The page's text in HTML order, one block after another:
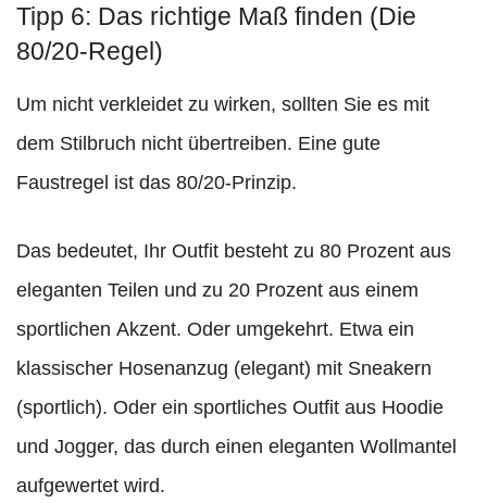
Tipp 6: Das richtige Maß finden (Die
80/20-Regel)
Um nicht verkleidet zu wirken, sollten Sie es mit
dem Stilbruch nicht übertreiben. Eine gute
Faustregel ist das 80/20-Prinzip.
Das bedeutet, Ihr Outfit besteht zu 80 Prozent aus
eleganten Teilen und zu 20 Prozent aus einem
sportlichen Akzent. Oder umgekehrt. Etwa ein
klassischer Hosenanzug (elegant) mit Sneakern
(sportlich). Oder ein sportliches Outfit aus Hoodie
und Jogger, das durch einen eleganten Wollmantel
aufgewertet wird.